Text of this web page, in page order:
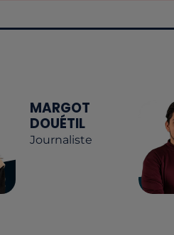
MARGOT
DOUÉTIL
Journaliste